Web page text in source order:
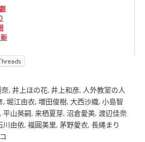
奈, 井上ほの花, 井上和彦, 人外教室の人
, 堀江由衣, 増田俊樹, 大西沙織, 小島智
, 平山英嗣, 来栖夏芽, 沼倉愛美, 渡辺佳奈
川由依, 福圓美里, 茅野愛衣, 長縄まり